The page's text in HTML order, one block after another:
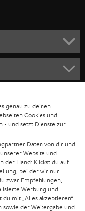
genau zu deinen
Cookies und
- und setzt Dienste zur
Daten von dir und
Website und
der Hand: Klickst du auf
bei der wir nur
zwar Empfehlungen,
Werbung und
du mit „Alles akzeptieren“.
sowie der Weitergabe und